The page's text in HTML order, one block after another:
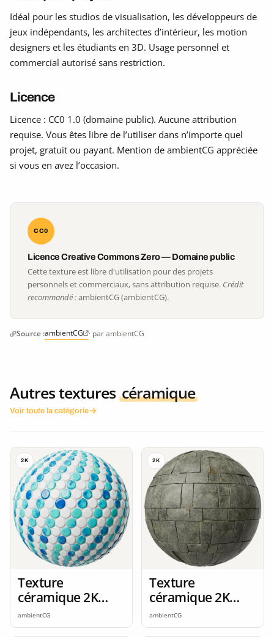
Idéal pour les studios de visualisation, les développeurs de
jeux indépendants, les architectes d’intérieur, les motion
designers et les étudiants en 3D. Usage personnel et
commercial autorisé sans restriction.
Licence
Licence : CC0 1.0 (domaine public). Aucune attribution
requise. Vous êtes libre de l’utiliser dans n’importe quel
projet, gratuit ou payant. Mention de ambientCG appréciée
si vous en avez l’occasion.
CC0
Licence Creative Commons Zero — Domaine public
Cette texture est libre d'utilisation pour des projets
personnels et commerciaux, sans attribution requise. Crédit
recommandé :ambientCG (ambientCG).
Source :ambientCG · par ambientCG
Autres textures céramique
Voir toute la catégorie
2K
Texture
céramique 2K
seamless
ambientCG
2K
Texture
céramique 2K
seamless
ambientCG